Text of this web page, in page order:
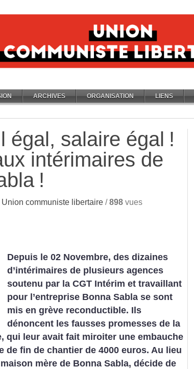
ARCHIVES ORGANISATION LIENS
égal, salaire égal !
intérimaires de
!
Union communiste libertaire /898 vues
Depuis le 02 Novembre, des dizaines
d’intérimaires de plusieurs agences
soutenu par la CGT Intérim et travaillant
pour l’entreprise Bonna Sabla se sont
mis en grève reconductible. Ils
dénoncent les fausses promesses de la
qui leur avait fait miroiter une embauche
de fin de chantier de 4000 euros. Au lieu
mère de Bonna Sabla, décide de